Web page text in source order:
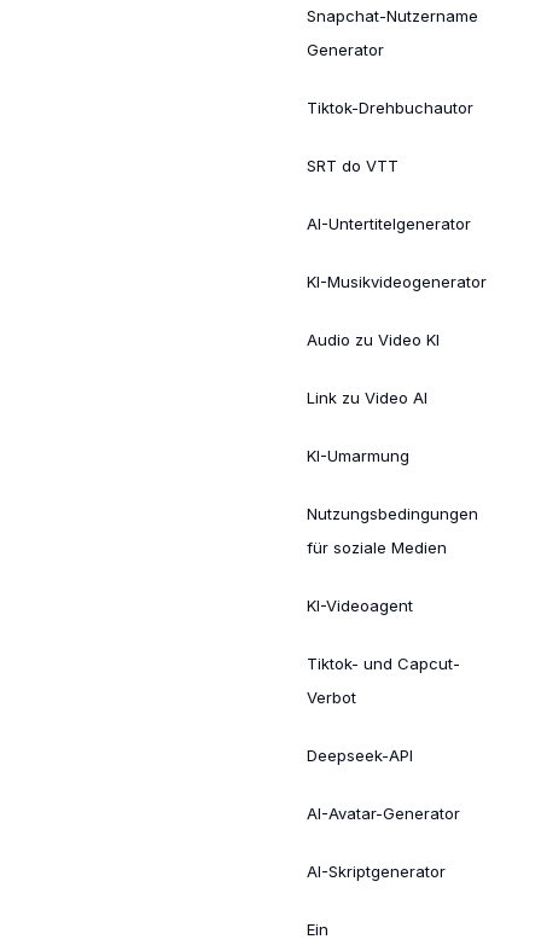
Snapchat-Nutzername
Generator
Tiktok-Drehbuchautor
SRT do VTT
AI-Untertitelgenerator
KI-Musikvideogenerator
Audio zu Video KI
Link zu Video AI
KI-Umarmung
Nutzungsbedingungen
für soziale Medien
KI-Videoagent
Tiktok- und Capcut-
Verbot
Deepseek-API
AI-Avatar-Generator
AI-Skriptgenerator
Ein